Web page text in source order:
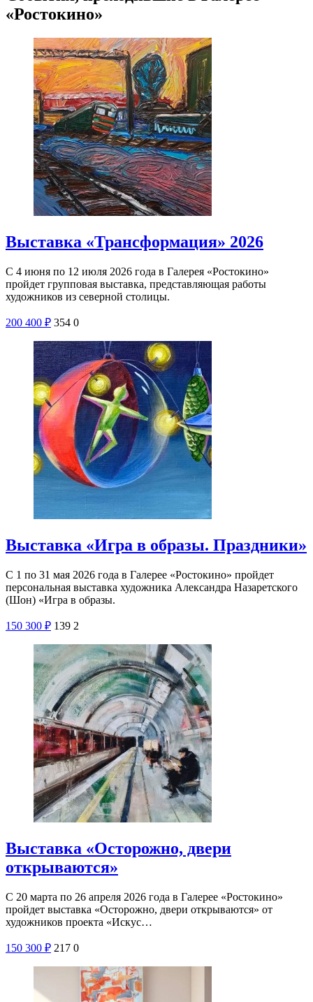
«Ростокино»
Выставка «Трансформация» 2026
С 4 июня по 12 июля 2026 года в Галерея «Ростокино»
пройдет групповая выставка, представляющая работы
художников из северной столицы.
200 400 ₽ 354 0
Выставка «Игра в образы. Праздники»
С 1 по 31 мая 2026 года в Галерее «Ростокино» пройдет
персональная выставка художника Александра Назаретского
(Шон) «Игра в образы.
150 300 ₽ 139 2
Выставка «Осторожно, двери
открываются»
С 20 марта по 26 апреля 2026 года в Галерее «Ростокино»
пройдет выставка «Осторожно, двери открываются» от
художников проекта «Искус…
150 300 ₽ 217 0